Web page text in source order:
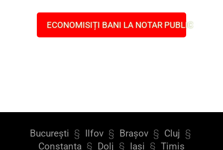
ECONOMISIȚI BANI LA NOTAR PUBLIC
București § Ilfov§ Brașov§ Cluj §
Constanța § Dolj § Iași § Timiș